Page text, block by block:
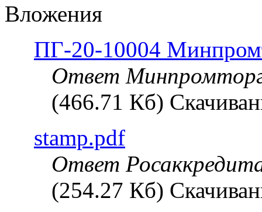
Вложения
ПГ-20-10004
Ответ
(466.71 Кб)
stamp.pdf
Ответ
(254.27 Кб)